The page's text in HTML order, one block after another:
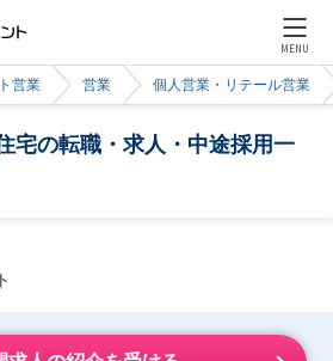
MENU
営業 営業 個人営業・リテール営業
宅の転職・求人・中途採用一